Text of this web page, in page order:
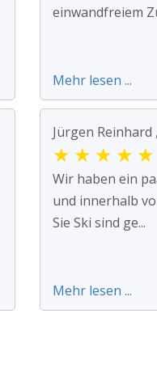
einwandfreiem
Mehr lesen ...
Jürgen Reinhard
★ ★ ★ ★ ★
Wir haben ein
und innerhalb
Sie Ski sind ge...
Mehr lesen ...